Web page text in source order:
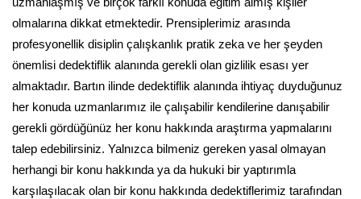
uzmanlaşmış ve birçok farklı konuda eğitim almış kişiler
olmalarına dikkat etmektedir. Prensiplerimiz arasında
profesyonellik disiplin çalışkanlık pratik zeka ve her şeyden
önemlisi dedektiflik alanında gerekli olan gizlilik esası yer
almaktadır. Bartın ilinde dedektiflik alanında ihtiyaç duyduğunuz
her konuda uzmanlarımız ile çalışabilir kendilerine danışabilir
gerekli gördüğünüz her konu hakkında araştırma yapmalarını
talep edebilirsiniz. Yalnızca bilmeniz gereken yasal olmayan
herhangi bir konu hakkında ya da hukuki bir yaptırımla
karşılaşılacak olan bir konu hakkında dedektiflerimiz tarafından